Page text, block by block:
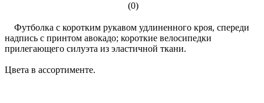
(0)
Футболка с коротким рукавом удлиненного кроя, спереди
надпись с принтом авокадо; короткие велосипедки
прилегающего силуэта из эластичной ткани.
Цвета в ассортименте.